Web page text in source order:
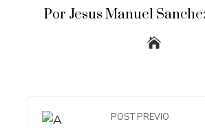
Por Jesus Manuel
POST PREVIO